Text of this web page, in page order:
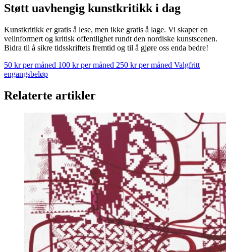
Støtt uavhengig kunstkritikk i dag
Kunstkritikk er gratis å lese, men ikke gratis å lage. Vi skaper en
velinformert og kritisk offentlighet rundt den nordiske kunstscenen.
Bidra til å sikre tidsskriftets fremtid og til å gjøre oss enda bedre!
50 kr per måned 100 kr per måned 250 kr per måned Valgfritt
engangsbeløp
Relaterte artikler